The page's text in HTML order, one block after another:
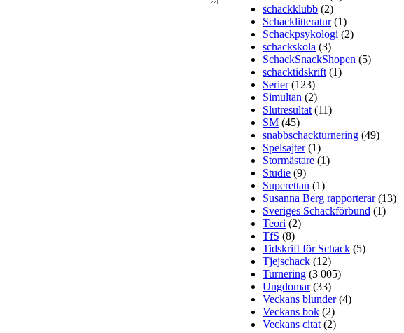
schackklubb (2)
Schacklitteratur(1)
Schackpsykologi (2)
schackskola (3)
SchackSnackShopen (5)
schacktidskrift (1)
Serier(123)
Simultan (2)
Slutresultat (11)
SM (45)
snabbschackturnering (49)
Spelsajter(1)
Stormästare (1)
Studie (9)
Superettan (1)
Susanna Berg rapporterar(13)
Sveriges Schackförbund (1)
Teori (2)
TfS (8)
Tidskrift för Schack (5)
Tjejschack (12)
Turnering (3 005)
Ungdomar(33)
Veckans blunder(4)
Veckans bok (2)
Veckans citat (2)